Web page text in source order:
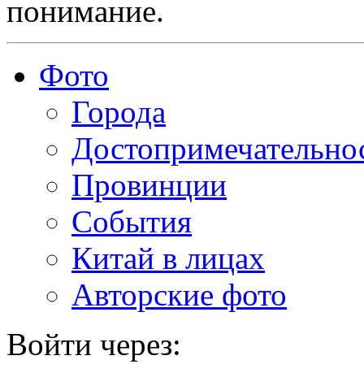
понимание.
Фото
Города
Провинции
События
Китай в лицах
Авторские фото
Войти через: